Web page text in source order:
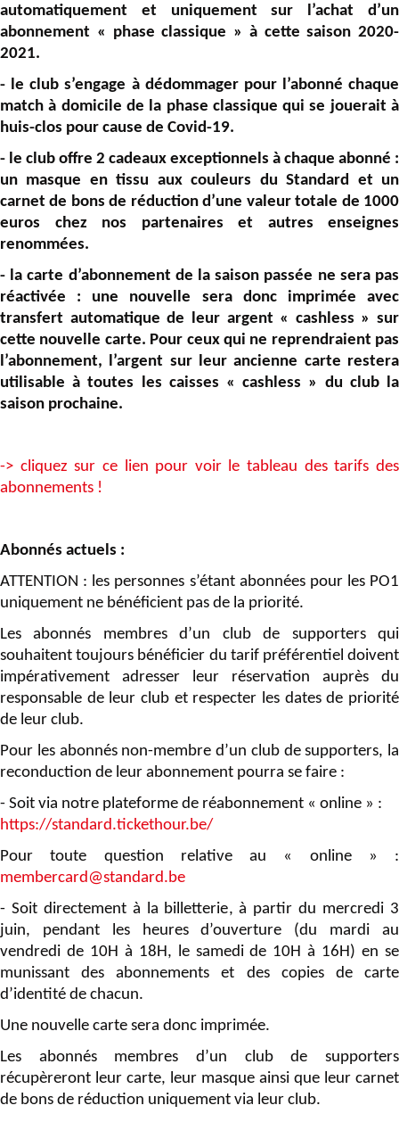
automatiquement et uniquement sur l’achat d’un
abonnement « phase classique » à cette saison 2020-
2021.
- le club s’engage à dédommager pour l’abonné chaque
match à domicile de la phase classique qui se jouerait à
huis-clos pour cause de Covid-19.
- le club offre 2 cadeaux exceptionnels à chaque abonné :
un masque en tissu aux couleurs du Standard et un
carnet de bons de réduction d’une valeur totale de 1000
euros chez nos partenaires et autres enseignes
renommées.
- la carte d’abonnement de la saison passée ne sera pas
réactivée : une nouvelle sera donc imprimée avec
transfert automatique de leur argent « cashless » sur
cette nouvelle carte. Pour ceux qui ne reprendraient pas
l’abonnement, l’argent sur leur ancienne carte restera
utilisable à toutes les caisses « cashless » du club la
saison prochaine.
-> cliquez sur ce lien pour voir le tableau des tarifs des
abonnements !
Abonnés actuels :
ATTENTION : les personnes s’étant abonnées pour les PO1
uniquement ne bénéficient pas de la priorité.
Les abonnés membres d’un club de supporters qui
souhaitent toujours bénéficier du tarif préférentiel doivent
impérativement adresser leur réservation auprès du
responsable de leur club et respecter les dates de priorité
de leur club.
Pour les abonnés non-membre d’un club de supporters, la
reconduction de leur abonnement pourra se faire :
- Soit via notre plateforme de réabonnement « online » :
https://standard.tickethour.be/
Pour toute question relative au « online » :
membercard@standard.be
- Soit directement à la billetterie, à partir du mercredi 3
juin, pendant les heures d’ouverture (du mardi au
vendredi de 10H à 18H, le samedi de 10H à 16H) en se
munissant des abonnements et des copies de carte
d’identité de chacun.
Une nouvelle carte sera donc imprimée.
Les abonnés membres d’un club de supporters
récupèreront leur carte, leur masque ainsi que leur carnet
de bons de réduction uniquement via leur club.